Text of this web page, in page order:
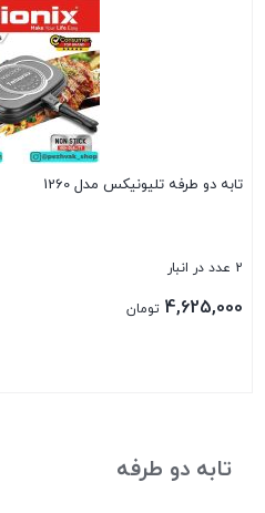
تابه دو طرفه تلیونیکس مدل 1260
2 عدد در انبار
4,625,000 تومان
تابه دو طرفه